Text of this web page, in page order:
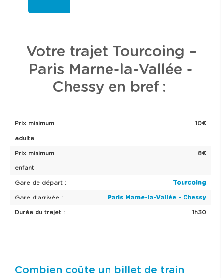
Votre trajet Tourcoing –
Paris Marne-la-Vallée -
Chessy en bref :
Prix minimum
adulte :
10€
Prix minimum
enfant :
8€
Gare de départ : Tourcoing
Gare d'arrivée : Paris Marne-la-Vallée - Chessy
Durée du trajet : 1h30
Combien coûte un billet de train